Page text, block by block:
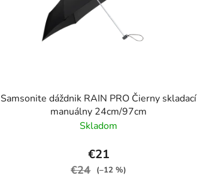
Samsonite dáždnik RAIN PRO Čierny skladací
manuálny 24cm/97cm
Skladom
€21
€24 (–12 %)